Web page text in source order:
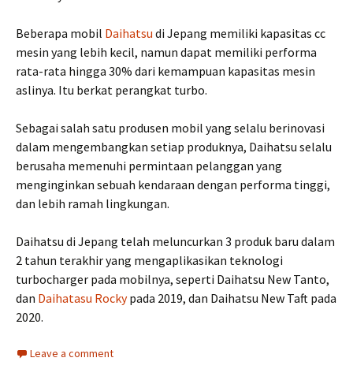
Beberapa mobil Daihatsu di Jepang memiliki kapasitas cc
mesin yang lebih kecil, namun dapat memiliki performa
rata-rata hingga 30% dari kemampuan kapasitas mesin
aslinya. Itu berkat perangkat turbo.
Sebagai salah satu produsen mobil yang selalu berinovasi
dalam mengembangkan setiap produknya, Daihatsu selalu
berusaha memenuhi permintaan pelanggan yang
menginginkan sebuah kendaraan dengan performa tinggi,
dan lebih ramah lingkungan.
Daihatsu di Jepang telah meluncurkan 3 produk baru dalam
2 tahun terakhir yang mengaplikasikan teknologi
turbocharger pada mobilnya, seperti Daihatsu New Tanto,
dan Daihatasu Rockypada 2019, dan Daihatsu New Taft pada
2020.
Leave a comment